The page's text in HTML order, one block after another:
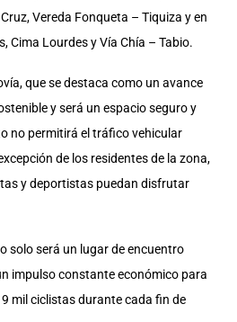
Vereda Fonqueta – Tiquiza y en
Cima Lourdes y Vía Chía – Tabio.
que se destaca como un avance
y será un espacio seguro y
no permitirá el tráfico vehicular
de los residentes de la zona,
y deportistas puedan disfrutar
solo será un lugar de encuentro
impulso constante económico para
mil ciclistas durante cada fin de